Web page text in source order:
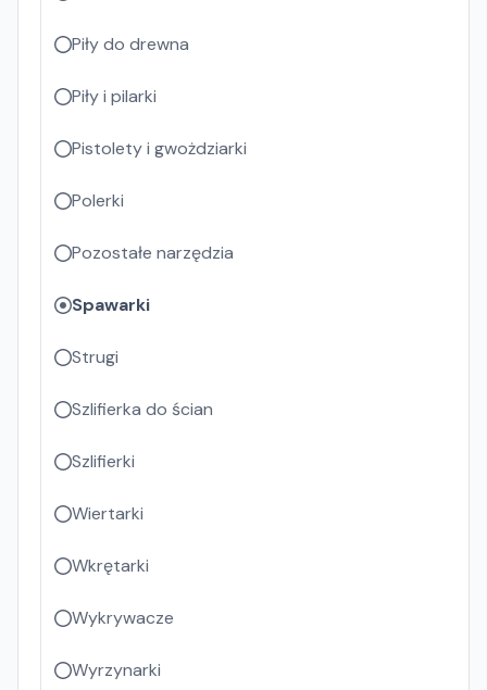
Piły do drewna
Piły i pilarki
Pistolety i gwożdziarki
Polerki
Pozostałe narzędzia
Spawarki
Strugi
Szlifierka do ścian
Szlifierki
Wiertarki
Wkrętarki
Wykrywacze
Wyrzynarki